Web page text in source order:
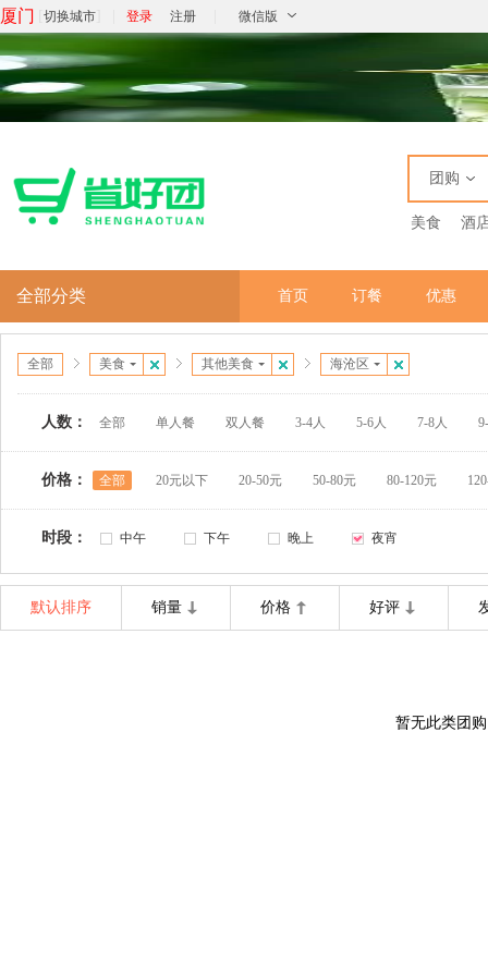
厦门 切换城市 登录 注册 微信版
团购
美食 酒
全部分类 首页 订餐 优惠
全部 美食 其他美食 海沧区
人数： 全部 单人餐 双人餐 3-4人 5-6人 7-8人
价格： 全部 20元以下 20-50元 50-80元 80-120元
时段： 中午 下午 晚上 夜宵
默认排序 销量 价格 好评
暂无此类团